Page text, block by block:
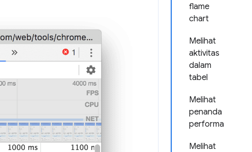
flame
chart
Melihat
aktivitas
dalam
tabel
Melihat
penanda
performa
Melihat